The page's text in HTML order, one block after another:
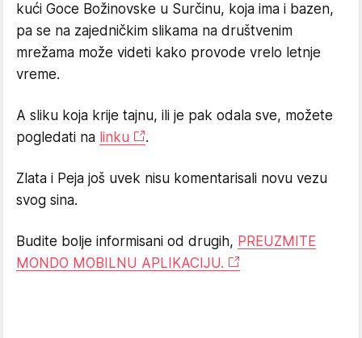
kući Goce Božinovske u Surčinu, koja ima i bazen,
pa se na zajedničkim slikama na društvenim
mrežama može videti kako provode vrelo letnje
vreme.
A sliku koja krije tajnu, ili je pak odala sve, možete
pogledati na linku .
Zlata i Peja još uvek nisu komentarisali novu vezu
svog sina.
Budite bolje informisani od drugih, PREUZMITE
MONDO MOBILNU APLIKACIJU.